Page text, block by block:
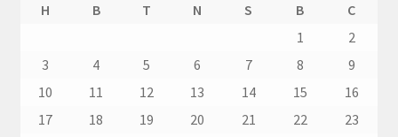
H B T N S B
C
1
2
3
4 5 6 7 8
9
10
11 12 13 14 15
16
17
18 19 20 21 22
23